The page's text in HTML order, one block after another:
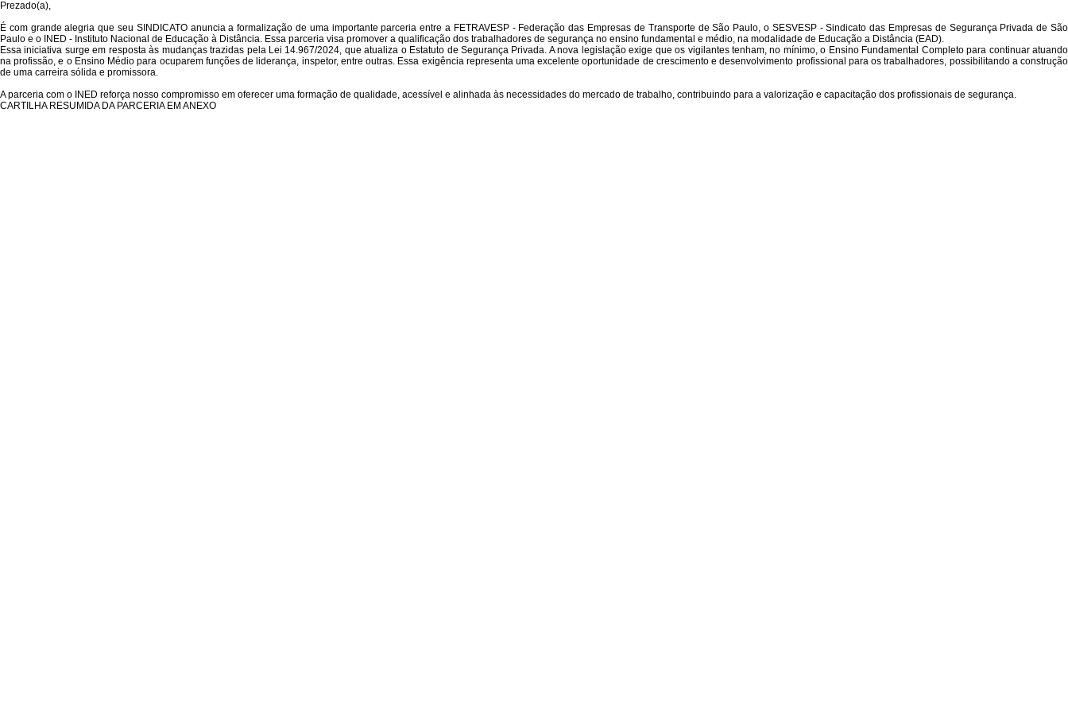
Prezado(a),
É com grande alegria que seu SINDICATO anuncia a formalização de uma importante parceria entre a FETRAVESP - Federação das Empresas de Transporte de São Paulo, o SESVESP - Sindicato das Empresas de Segurança Privada de São
Paulo e o INED - Instituto Nacional de Educação à Distância. Essa parceria visa promover a qualificação dos trabalhadores de segurança no ensino fundamental e médio, na modalidade de Educação a Distância (EAD).
Essa iniciativa surge em resposta às mudanças trazidas pela Lei 14.967/2024, que atualiza o Estatuto de Segurança Privada. A nova legislação exige que os vigilantes tenham, no mínimo, o Ensino Fundamental Completo para continuar atuando
na profissão, e o Ensino Médio para ocuparem funções de liderança, inspetor, entre outras. Essa exigência representa uma excelente oportunidade de crescimento e desenvolvimento profissional para os trabalhadores, possibilitando a construção
de uma carreira sólida e promissora.
A parceria com o INED reforça nosso compromisso em oferecer uma formação de qualidade, acessível e alinhada às necessidades do mercado de trabalho, contribuindo para a valorização e capacitação dos profissionais de segurança.
CARTILHA RESUMIDA DA PARCERIA EM ANEXO